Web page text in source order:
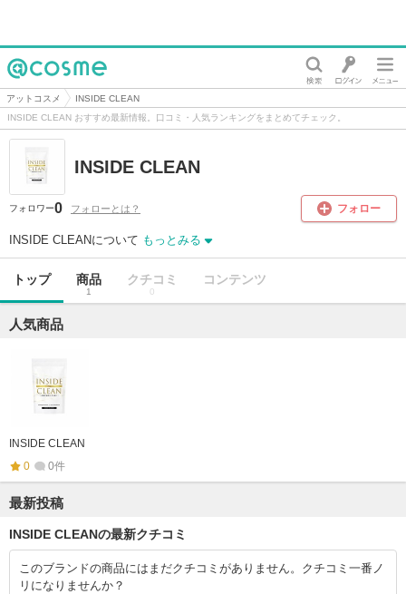
@cosme
アットコスメ
INSIDE CLEAN
INSIDE CLEAN おすすめ最新情報。口コミ・人気ランキングをまとめてチェック。
INSIDE CLEAN
フォロワー0 フォローとは？ フォロー
INSIDE CLEANについて もっとみる
トップ 商品
1
クチコミ
0
コンテンツ
人気商品
INSIDE CLEAN
0
0件
最新投稿
INSIDE CLEANの最新クチコミ
このブランドの商品にはまだクチコミがありません。クチコミ一番ノ
リになりませんか？